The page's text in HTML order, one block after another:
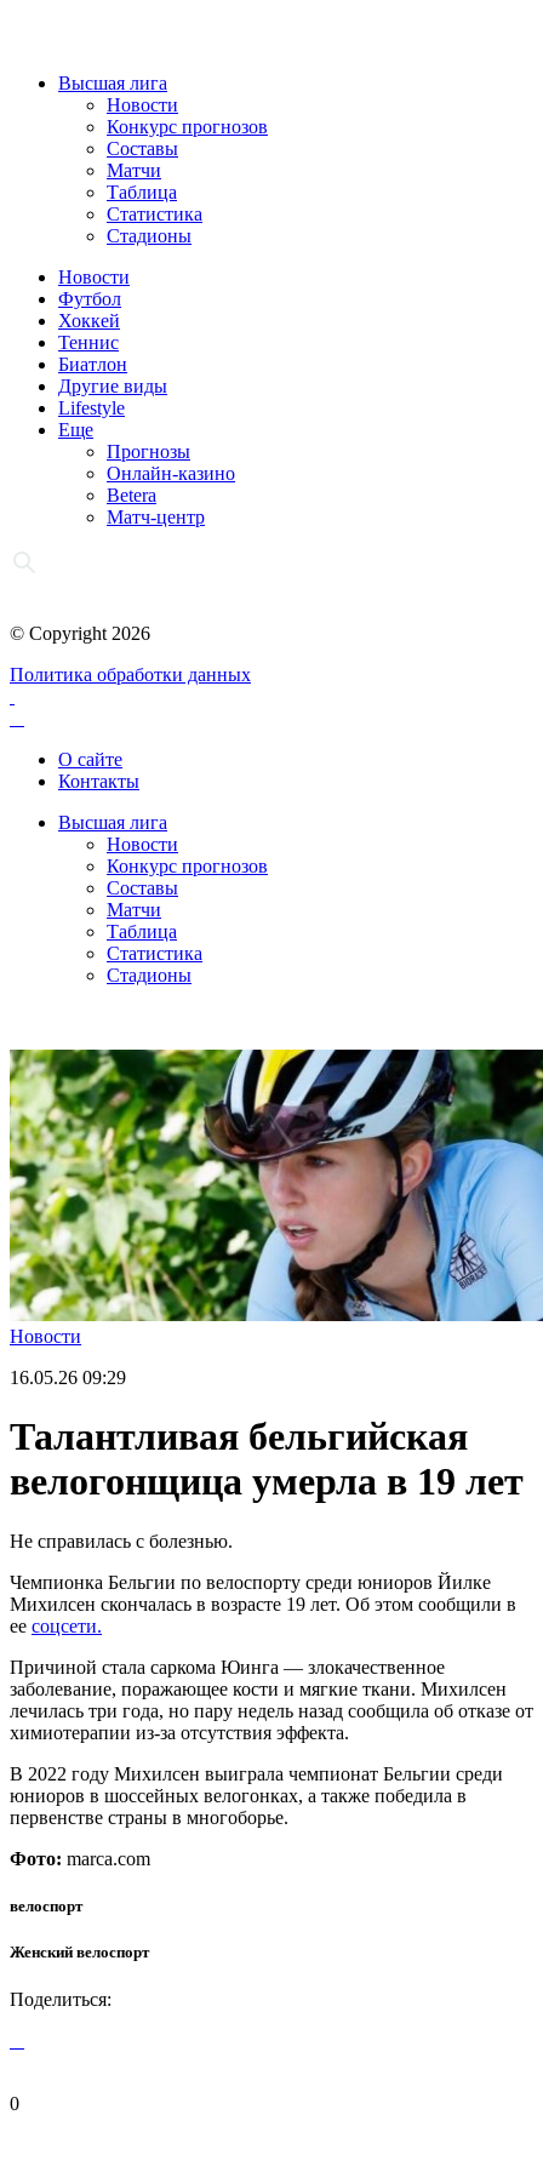
Высшая лига
Новости
Конкурс прогнозов
Составы
Матчи
Таблица
Статистика
Стадионы
Новости
Футбол
Хоккей
Теннис
Биатлон
Другие виды
Lifestyle
Еще
Прогнозы
Онлайн-казино
Betera
Матч-центр
© Copyright 2026
Политика обработки данных
О сайте
Контакты
Высшая лига
Новости
Конкурс прогнозов
Составы
Матчи
Таблица
Статистика
Стадионы
Новости
16.05.26 09:29
Талантливая бельгийская
велогонщица умерла в 19 лет
Не справилась с болезнью.
Чемпионка Бельгии по велоспорту среди юниоров Йилке
Михилсен скончалась в возрасте 19 лет. Об этом сообщили в
ее соцсети.
Причиной стала саркома Юинга — злокачественное
заболевание, поражающее кости и мягкие ткани. Михилсен
лечилась три года, но пару недель назад сообщила об отказе от
химиотерапии из-за отсутствия эффекта.
В 2022 году Михилсен выиграла чемпионат Бельгии среди
юниоров в шоссейных велогонках, а также победила в
первенстве страны в многоборье.
Фото: marca.com
велоспорт
Женский велоспорт
Поделиться:
0